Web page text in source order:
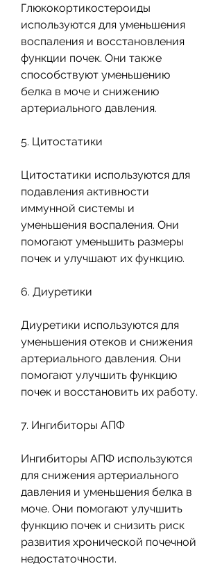
Глюкокортикостероиды
используются для уменьшения
воспаления и восстановления
функции почек. Они также
способствуют уменьшению
белка в моче и снижению
артериального давления.
5. Цитостатики
Цитостатики используются для
подавления активности
иммунной системы и
уменьшения воспаления. Они
помогают уменьшить размеры
почек и улучшают их функцию.
6. Диуретики
Диуретики используются для
уменьшения отеков и снижения
артериального давления. Они
помогают улучшить функцию
почек и восстановить их работу.
7. Ингибиторы АПФ
Ингибиторы АПФ используются
для снижения артериального
давления и уменьшения белка в
моче. Они помогают улучшить
функцию почек и снизить риск
развития хронической почечной
недостаточности.